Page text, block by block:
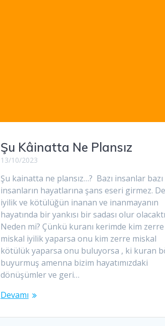
Şu Kâinatta Ne Plansız
13/10/2023
Şu kainatta ne plansız…? Bazı insanlar bazı
insanların hayatlarına şans eseri girmez.
iyilik ve kötülüğün inanan ve inanmayanın
hayatında bir yankısı bir sadası olur
Neden mi? Çünkü kuranı kerimde kim zerre
miskal iyilik yaparsa onu kim zerre miskal
kötülük yaparsa onu buluyorsa , ki kuran
buyurmuş amenna bizim hayatımızdaki
dönüşümler ve geri…
Devamı